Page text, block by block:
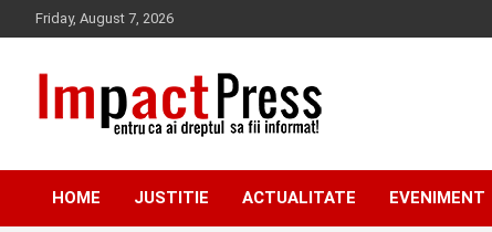
to
Friday, August 7, 2026
IMPACTPRESS
HOME JUSTITIE ACTUALITATE EVENIMENT